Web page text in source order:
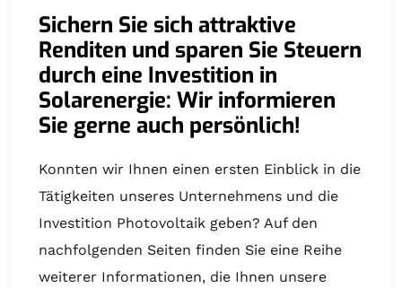
Sichern Sie sich attraktive
Renditen und sparen Sie Steuern
durch eine Investition in
Solarenergie: Wir informieren
Sie gerne auch persönlich!
Konnten wir Ihnen einen ersten Einblick in die
Tätigkeiten unseres Unternehmens und die
Investition Photovoltaik geben? Auf den
nachfolgenden Seiten finden Sie eine Reihe
weiterer Informationen, die Ihnen unsere